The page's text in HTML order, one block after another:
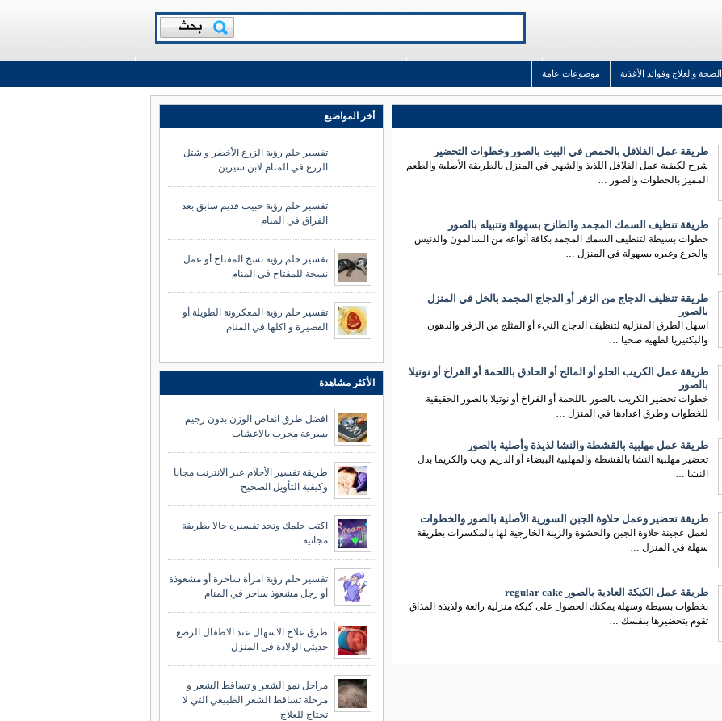
الصحة والعلاج وفوائد الأغذية موضوعات عامة
طريقة عمل الفلافل بالحمص في البيت بالصور وخطوات التحضير
شرح لكيفية عمل الفلافل اللذيذ والشهي في المنزل بالطريقة الأصلية والطعم
المميز بالخطوات والصور …
طريقة تنظيف السمك المجمد والطازج بسهولة وتتبيله بالصور
خطوات بسيطة لتنظيف السمك المجمد بكافة أنواعه من السالمون والدنيس
والجرع وغيره بسهولة في المنزل …
طريقة تنظيف الدجاج من الزفر أو الدجاج المجمد بالخل في المنزل
بالصور
اسهل الطرق المنزلية لتنظيف الدجاج النيء أو المثلج من الزفر والدهون
والبكتيريا لطهيه صحيا …
طريقة عمل الكريب الحلو أو المالح أو الحادق باللحمة أو الفراخ أو نوتيلا
بالصور
خطوات تحضير الكريب بالصور باللحمة أو الفراخ أو نوتيلا بالصور الحقيقية
للخطوات وطرق اعدادها في المنزل …
طريقة عمل مهلبية بالقشطة والنشا لذيذة وأصلية بالصور
تحضير مهلبية النشا بالقشطة والمهلبية البيضاء أو الدريم ويب والكريما بدل
النشا …
طريقة تحضير وعمل حلاوة الجبن السورية الأصلية بالصور والخطوات
لعمل عجينة حلاوة الجبن والحشوة والزينة الخارجية لها بالمكسرات بطريقة
سهلة في المنزل …
طريقة عمل الكيكة العادية بالصور regular cake
بخطوات بسيطة وسهلة يمكنك الحصول على كيكة منزلية رائعة ولذيذة المذاق
تقوم بتحضيرها بنفسك …
أخر المواضيع
تفسير حلم رؤية الزرع الأخضر و شتل
الزرع في المنام لابن سيرين
تفسير حلم رؤية حبيب قديم سابق بعد
الفراق في المنام
تفسير حلم رؤية نسخ المفتاح أو عمل
نسخة للمفتاح في المنام
تفسير حلم رؤية المعكرونة الطويلة أو
القصيرة و اكلها في المنام
الأكثر مشاهدة
افضل طرق انقاص الوزن بدون رجيم
بسرعة مجرب بالاعشاب
طريقة تفسير الأحلام عبر الانترنت مجانا
وكيفية التأويل الصحيح
اكتب حلمك وتجد تفسيره حالا بطريقة
مجانية
تفسير حلم رؤية امرأة ساحرة أو مشعوذة
أو رجل مشعوذ ساحر في المنام
طرق علاج الاسهال عند الاطفال الرضع
حديثي الولادة في المنزل
مراحل نمو الشعر و تساقط الشعر و
مرحلة تساقط الشعر الطبيعي التي لا
تحتاج للعلاج